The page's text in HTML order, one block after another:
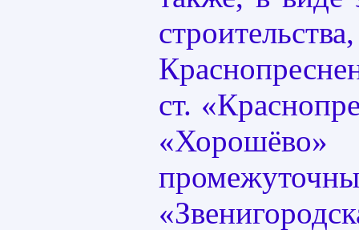
строительства,
ст.